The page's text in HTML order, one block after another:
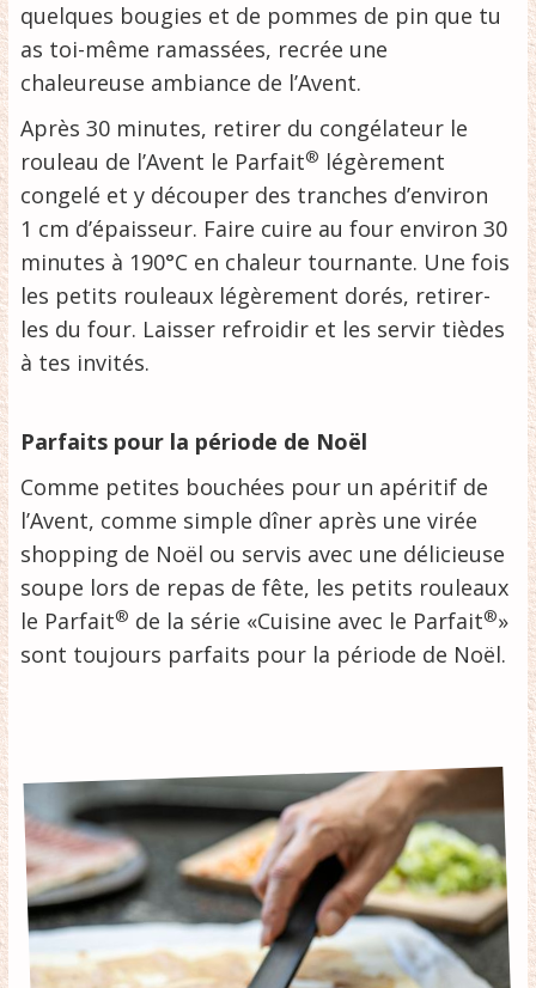
quelques bougies et de pommes de pin que tu
as toi-même ramassées, recrée une
chaleureuse ambiance de l’Avent.
Après 30 minutes, retirer du congélateur le
rouleau de l’Avent le Parfait® légèrement
congelé et y découper des tranches d’environ
1 cm d’épaisseur. Faire cuire au four environ 30
minutes à 190°C en chaleur tournante. Une fois
les petits rouleaux légèrement dorés, retirer-
les du four. Laisser refroidir et les servir tièdes
à tes invités.
Parfaits pour la période de Noël
Comme petites bouchées pour un apéritif de
l’Avent, comme simple dîner après une virée
shopping de Noël ou servis avec une délicieuse
soupe lors de repas de fête, les petits rouleaux
le Parfait® de la série «Cuisine avec le Parfait®»
sont toujours parfaits pour la période de Noël.